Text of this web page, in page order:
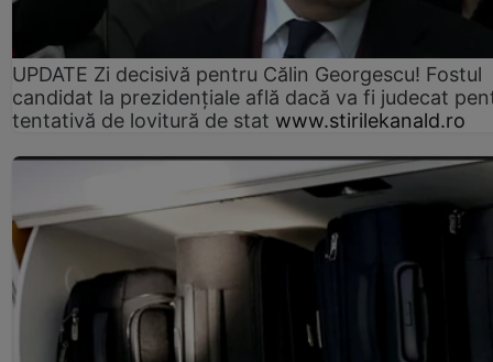
UPDATE Zi decisivă pentru Călin Georgescu! Fostul
candidat la prezidențiale află dacă va fi judecat
tentativă de lovitură de stat www.stirilekanald.ro